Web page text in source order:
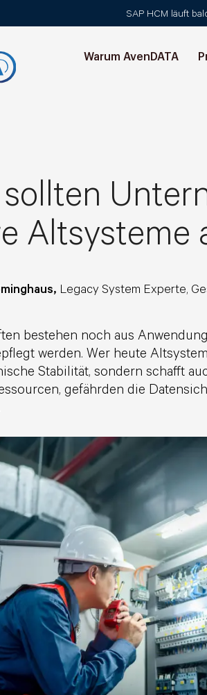
SAP HCM läuft
Warum AvenDATA
Altsysteme
Legacy System Experte,
bestehen noch aus
werden. Wer heute
Stabilität, sondern schafft
gefährden die